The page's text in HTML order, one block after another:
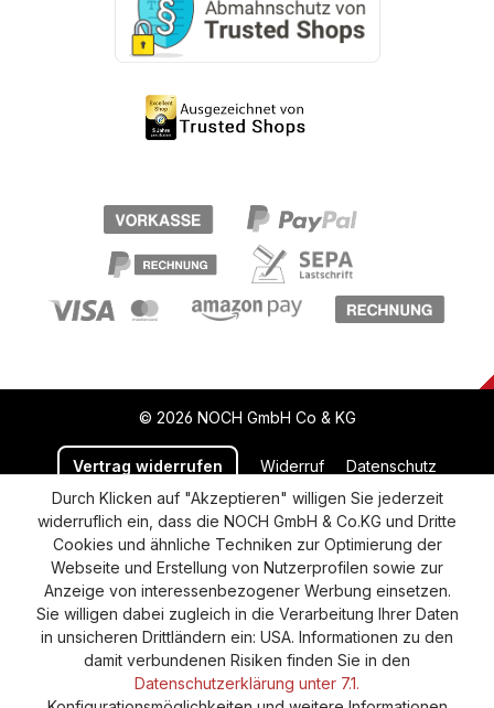
© 2026 NOCH GmbH Co & KG
Vertrag widerrufen Widerruf Datenschutz
Versand und Zahlung AGB
Impressum
Cookie-Einstellungen
Barrierefreiheitserklärung
Durch Klicken auf "Akzeptieren" willigen Sie jederzeit
widerruflich ein, dass die NOCH GmbH & Co.KG und Dritte
Cookies und ähnliche Techniken zur Optimierung der
Webseite und Erstellung von Nutzerprofilen sowie zur
Anzeige von interessenbezogener Werbung einsetzen.
Sie willigen dabei zugleich in die Verarbeitung Ihrer Daten
in unsicheren Drittländern ein: USA. Informationen zu den
damit verbundenen Risiken finden Sie in den
Datenschutzerklärung unter 7.1.